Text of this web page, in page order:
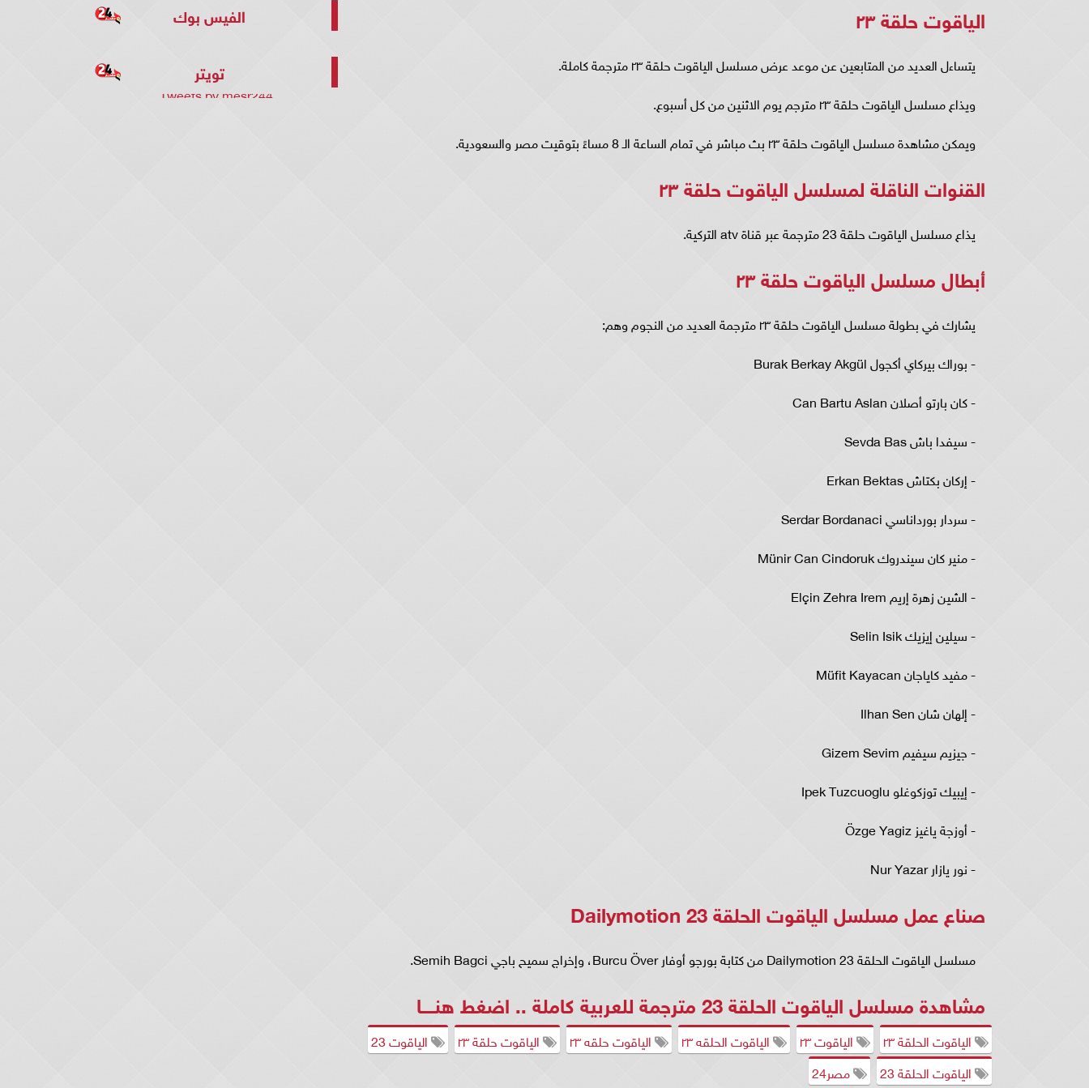
الياقوت حلقة ٢٣
يتساءل العديد من المتابعين عن موعد عرض مسلسل الياقوت حلقة ٢٣ مترجمة كاملة.
ويذاع مسلسل الياقوت حلقة ٢٣ مترجم يوم الاثنين من كل أسبوع.
ويمكن مشاهدة مسلسل الياقوت حلقة ٢٣ بث مباشر في تمام الساعة الـ 8 مساءً بتوقيت مصر والسعودية.
القنوات الناقلة لمسلسل الياقوت حلقة ٢٣
يذاع مسلسل الياقوت حلقة 23 مترجمة عبر قناة atv التركية.
أبطال مسلسل الياقوت حلقة ٢٣
يشارك في بطولة مسلسل الياقوت حلقة ٢٣ مترجمة العديد من النجوم وهم:
- بوراك بيركاي أكجول Burak Berkay Akgül
- كان بارتو أصلان Can Bartu Aslan
- سيفدا باش Sevda Bas
- إركان بكتاش Erkan Bektas
- سردار بورداناسي Serdar Bordanaci
- منير كان سيندروك Münir Can Cindoruk
- الشين زهرة إريم Elçin Zehra Irem
- سيلين إيزيك Selin Isik
- مفيد كاياجان Müfit Kayacan
- إلهان شان Ilhan Sen
- جيزيم سيفيم Gizem Sevim
- إيبيك توزكوغلو Ipek Tuzcuoglu
- أوزجة ياغيز Özge Yagiz
- نور يازار Nur Yazar
صناع عمل مسلسل الياقوت الحلقة 23 Dailymotion
مسلسل الياقوت الحلقة 23 Dailymotion من كتابة بورجو أوفار Burcu Över، وإخراج سميح باجي Semih Bagci.
مشاهدة مسلسل الياقوت الحلقة 23 مترجمة للعربية كاملة .. اضغط هنــــا
الياقوت الحلقة ٢٣ الياقوت ٢٣ الياقوت الحلقه ٢٣ الياقوت حلقه ٢٣ الياقوت حلقة ٢٣
الياقوت 23
الياقوت الحلقة 23
مصر24
الفيس بوك
تويتر
Tweets by mesr244